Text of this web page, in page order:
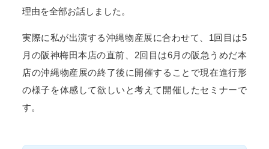
理由を全部お話しました。
実際に私が出演する沖縄物産展に合わせて、1回目は5
月の阪神梅田本店の直前、2回目は6月の阪急うめだ本
店の沖縄物産展の終了後に開催することで現在進行形
の様子を体感して欲しいと考えて開催したセミナーで
す。